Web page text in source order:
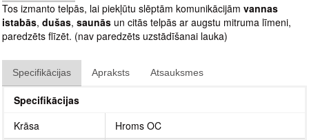
Tos izmanto telpās, lai piekļūtu slēptām komunikācijām vannas
istabās, dušas, saunās un citās telpās ar augstu mitruma līmeni,
paredzēts flīzēt. (nav paredzēts uzstādīšanai lauka)
Specifikācijas Apraksts Atsauksmes
Specifikācijas
Krāsa
Hroms OC